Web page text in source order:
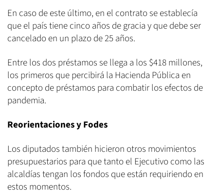
En caso de este último, en el contrato se establecía
que el país tiene cinco años de gracia y que debe ser
cancelado en un plazo de 25 años.
Entre los dos préstamos se llega a los $418 millones,
los primeros que percibirá la Hacienda Pública en
concepto de préstamos para combatir los efectos de
pandemia.
Reorientaciones y Fodes
Los diputados también hicieron otros movimientos
presupuestarios para que tanto el Ejecutivo como las
alcaldías tengan los fondos que están requiriendo en
estos momentos.